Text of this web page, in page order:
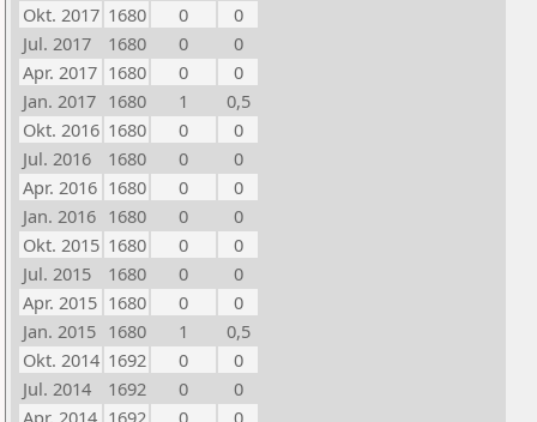
Okt. 2017 1680 0
0
Jul. 2017
1680 0
0
Apr. 2017 1680 0
0
Jan. 2017 1680 1
0,5
Okt. 2016 1680 0
0
Jul. 2016
1680 0
0
Apr. 2016 1680 0
0
Jan. 2016 1680 0
0
Okt. 2015 1680 0
0
Jul. 2015
1680 0
0
Apr. 2015 1680 0
0
Jan. 2015 1680 1
0,5
Okt. 2014 1692 0
0
Jul. 2014
1692 0
0
Apr. 2014 1692 0
0